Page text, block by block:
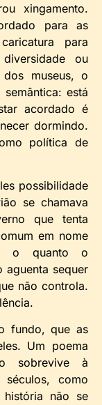
xingamento.
para as
para
ou
dos museus, o
está
acordado é
dormindo.
política de
possibilidade
se chamava
que tenta
em nome
o quanto o
aguenta sequer
não controla.
fundo, que as
Um poema
sobrevive à
como
não se